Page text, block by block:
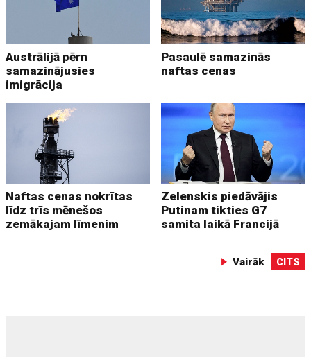
Austrālijā pērn
samazinājusies
imigrācija
Pasaulē samazinās
naftas cenas
Naftas cenas nokrītas
līdz trīs mēnešos
zemākajam līmenim
Zelenskis piedāvājis
Putinam tikties G7
samita laikā Francijā
Vairāk CITS